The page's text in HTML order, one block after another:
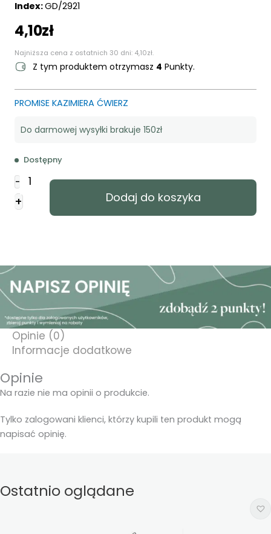
Index:GD/2921
4,10zł
Najniższa cena z ostatnich 30 dni: 4,10zł.
Z tym produktem otrzymasz 4 Punkty.
PROMISE KAZIMIERA ĆWIERZ
Do darmowej wysyłki brakuje 150zł
Dostępny
-
Zestaw
naklejek
-
ZOO
+ Dodaj do koszyka
Opinie (0)
Informacje dodatkowe
Opinie
Na razie nie ma opinii o produkcie.
Tylko zalogowani klienci, którzy kupili ten produkt mogą
napisać opinię.
Ostatnio oglądane